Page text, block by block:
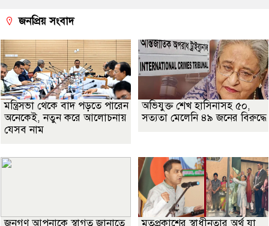
জনপ্রিয় সংবাদ
মন্ত্রিসভা থেকে বাদ পড়তে পারেন
অনেকেই, নতুন করে আলোচনায়
যেসব নাম
অভিযুক্ত শেখ হাসিনাসহ ৫০,
সত্যতা মেলেনি ৪৯ জনের বিরুদ্ধে
জনগণ আপনাকে স্বাগত জানাতে
মতপ্রকাশের স্বাধীনতার অর্থ যা